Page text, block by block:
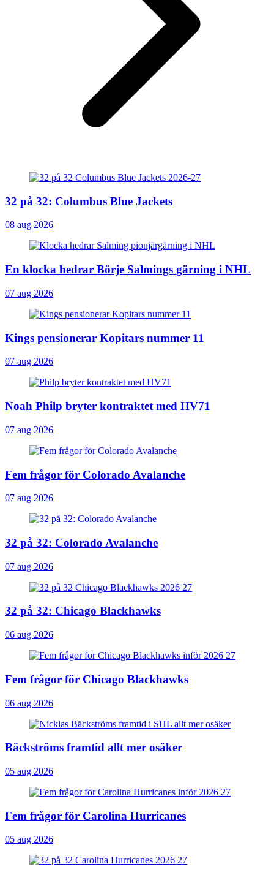
32 på 32: Columbus Blue Jackets
08 aug 2026
En klocka hedrar Börje Salmings gärning i NHL
07 aug 2026
Kings pensionerar Kopitars nummer 11
07 aug 2026
Noah Philp bryter kontraktet med HV71
07 aug 2026
Fem frågor för Colorado Avalanche
07 aug 2026
32 på 32: Colorado Avalanche
07 aug 2026
32 på 32: Chicago Blackhawks
06 aug 2026
Fem frågor för Chicago Blackhawks
06 aug 2026
Bäckströms framtid allt mer osäker
05 aug 2026
Fem frågor för Carolina Hurricanes
05 aug 2026